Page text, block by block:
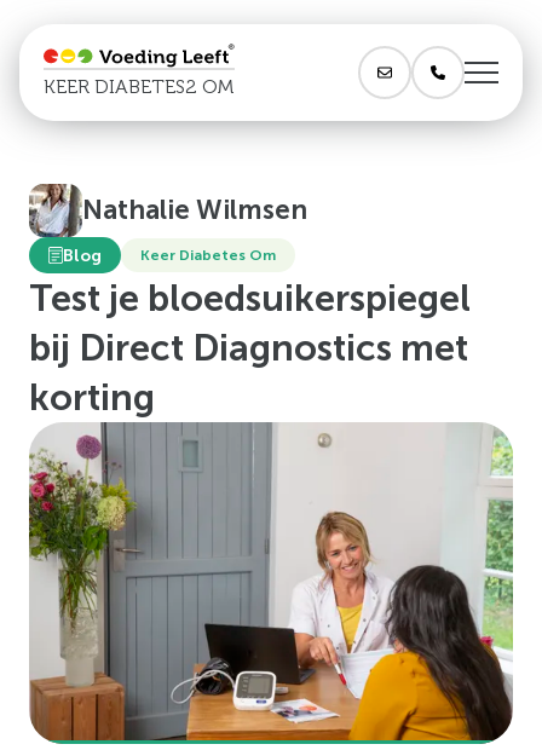
KEER DIABETES2 OM
Nathalie Wilmsen
Blog Keer Diabetes Om
Test je bloedsuikerspiegel
bij Direct Diagnostics met
korting